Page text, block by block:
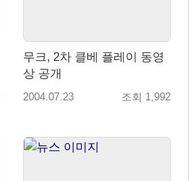
무크, 2차 클베 플레이 동영
상 공개
2004.07.23 조회 1,992